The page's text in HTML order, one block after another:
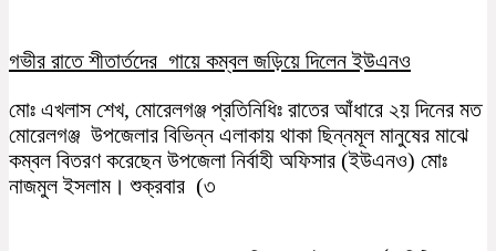
গভীর রাতে শীতার্তদের গায়ে কম্বল জড়িয়ে দিলেন ইউএনও
মোঃ এখলাস শেখ, মোরেলগঞ্জ প্রতিনিধিঃ রাতের আঁধারে ২য় দিনের মত
মোরেলগঞ্জ উপজেলার বিভিন্ন এলাকায় থাকা ছিন্নমূল মানুষের মাঝে
কম্বল বিতরণ করেছেন উপজেলা নির্বাহী অফিসার (ইউএনও) মোঃ
নাজমুল ইসলাম। শুক্রবার (৩